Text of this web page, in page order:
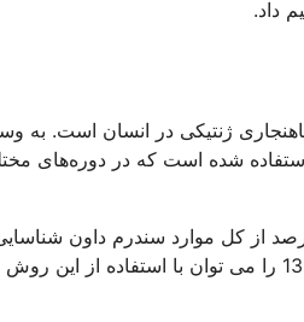
داد.
شده است که در دوره‌های
این آزمایشات که انجام می‌شود در حدود 85 درصد از